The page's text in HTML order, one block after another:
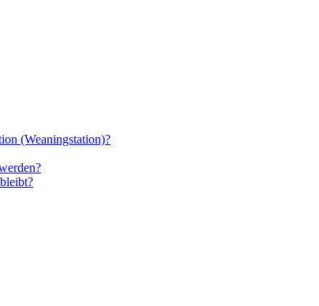
(Weaningstation)?